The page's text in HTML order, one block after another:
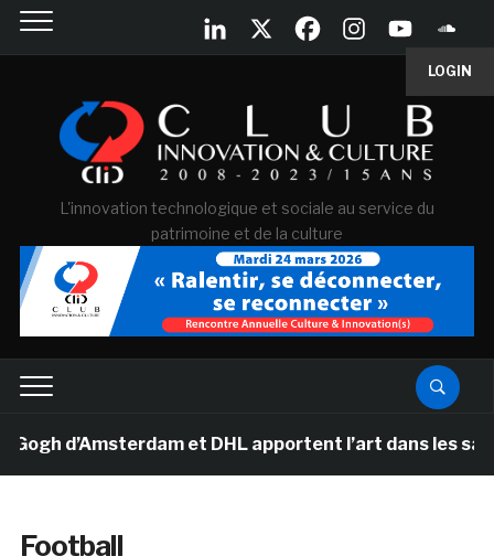
LOGIN
L'innovation technologique et sociale au service du
patrimoine et de la culture
d’Amsterdam et DHL apportent l’art dans les salles
Football